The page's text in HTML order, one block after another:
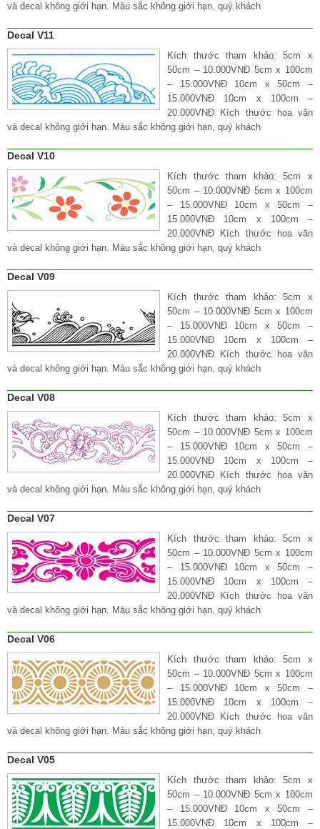
và decal không giới hạn. Màu sắc không giới hạn, quý khách
Decal V11
Kích thước tham khảo: 5cm x
50cm – 10.000VNĐ 5cm x 100cm
– 15.000VNĐ 10cm x 50cm –
15.000VNĐ 10cm x 100cm –
20.000VNĐ Kích thước hoa văn
và decal không giới hạn. Màu sắc không giới hạn, quý khách
Decal V10
Kích thước tham khảo: 5cm x
50cm – 10.000VNĐ 5cm x 100cm
– 15.000VNĐ 10cm x 50cm –
15.000VNĐ 10cm x 100cm –
20.000VNĐ Kích thước hoa văn
và decal không giới hạn. Màu sắc không giới hạn, quý khách
Decal V09
Kích thước tham khảo: 5cm x
50cm – 10.000VNĐ 5cm x 100cm
– 15.000VNĐ 10cm x 50cm –
15.000VNĐ 10cm x 100cm –
20.000VNĐ Kích thước hoa văn
và decal không giới hạn. Màu sắc không giới hạn, quý khách
Decal V08
Kích thước tham khảo: 5cm x
50cm – 10.000VNĐ 5cm x 100cm
– 15.000VNĐ 10cm x 50cm –
15.000VNĐ 10cm x 100cm –
20.000VNĐ Kích thước hoa văn
và decal không giới hạn. Màu sắc không giới hạn, quý khách
Decal V07
Kích thước tham khảo: 5cm x
50cm – 10.000VNĐ 5cm x 100cm
– 15.000VNĐ 10cm x 50cm –
15.000VNĐ 10cm x 100cm –
20.000VNĐ Kích thước hoa văn
và decal không giới hạn. Màu sắc không giới hạn, quý khách
Decal V06
Kích thước tham khảo: 5cm x
50cm – 10.000VNĐ 5cm x 100cm
– 15.000VNĐ 10cm x 50cm –
15.000VNĐ 10cm x 100cm –
20.000VNĐ Kích thước hoa văn
và decal không giới hạn. Màu sắc không giới hạn, quý khách
Decal V05
Kích thước tham khảo: 5cm x
50cm – 10.000VNĐ 5cm x 100cm
– 15.000VNĐ 10cm x 50cm –
15.000VNĐ 10cm x 100cm –